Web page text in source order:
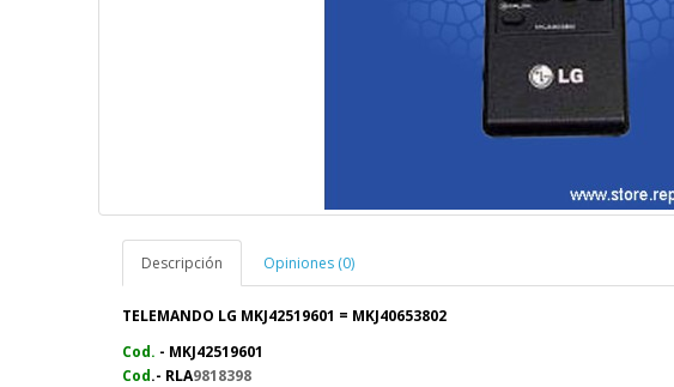
Descripción Opiniones (0)
TELEMANDO LG MKJ42519601 = MKJ40653802
Cod. - MKJ42519601
Cod.- RLA9818398